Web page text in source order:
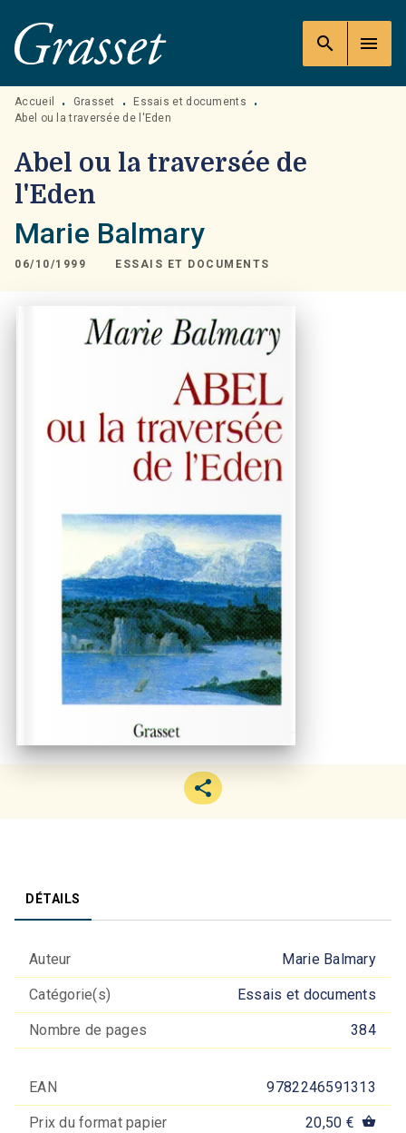
MENU RECHERCHE
PIED DE PAGE
search menu
Accueil • Grasset • Essais et documents
•
Abel ou la traversée de l'Eden
Abel ou la traversée de
l'Eden
Marie Balmary
06/10/1999 ESSAIS ET DOCUMENTS
DÉTAILS
Auteur Marie Balmary
Catégorie(s) Essais et documents
Nombre de pages 384
EAN 9782246591313
Prix du format papier 20,50 € shopping_basket